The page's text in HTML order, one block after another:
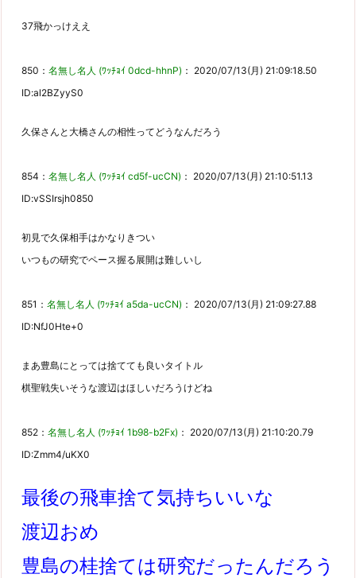
37飛かっけええ
850： 名無し名人 (ﾜｯﾁｮｲ 0dcd-hhnP) ： 2020/07/13(月) 21:09:18.50
ID:al2BZyyS0
久保さんと大橋さんの相性ってどうなんだろう
854： 名無し名人 (ﾜｯﾁｮｲ cd5f-ucCN) ： 2020/07/13(月) 21:10:51.13
ID:vSSIrsjh0850
初見で久保相手はかなりきつい
いつもの研究でペース握る展開は難しいし
851： 名無し名人 (ﾜｯﾁｮｲ a5da-ucCN) ： 2020/07/13(月) 21:09:27.88
ID:NfJ0Hte+0
まあ豊島にとっては捨てても良いタイトル
棋聖戦失いそうな渡辺はほしいだろうけどね
852： 名無し名人 (ﾜｯﾁｮｲ 1b98-b2Fx) ： 2020/07/13(月) 21:10:20.79
ID:Zmm4/uKX0
最後の飛車捨て気持ちいいな
渡辺おめ
豊島の桂捨ては研究だったんだろう